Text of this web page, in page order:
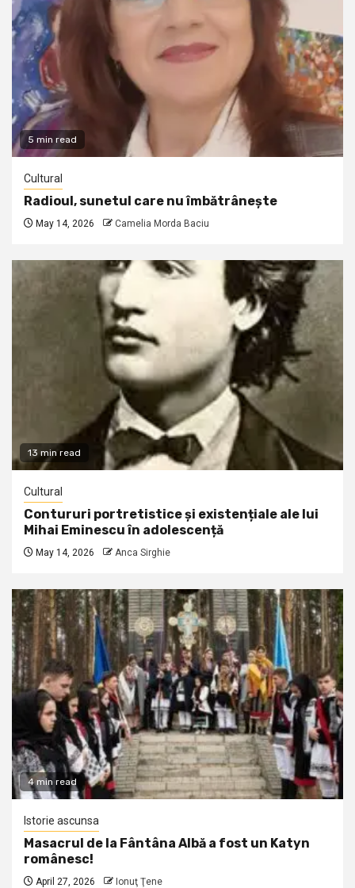
5 min read
Cultural
Radioul, sunetul care nu îmbătrânește
May 14, 2026 Camelia Morda Baciu
13 min read
Cultural
Contururi portretistice și existențiale ale lui
Mihai Eminescu în adolescență
May 14, 2026 Anca Sirghie
4 min read
Istorie ascunsa
Masacrul de la Fântâna Albă a fost un Katyn
românesc!
April 27, 2026 Ionuţ Ţene